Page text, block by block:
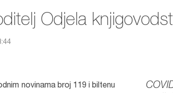
Odjela
novinama broj 119 i biltenu